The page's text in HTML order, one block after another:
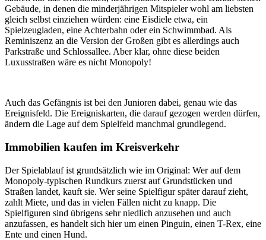
Gebäude, in denen die minderjährigen Mitspieler wohl am liebsten
gleich selbst einziehen würden: eine Eisdiele etwa, ein
Spielzeugladen, eine Achterbahn oder ein Schwimmbad. Als
Reminiszenz an die Version der Großen gibt es allerdings auch
Parkstraße und Schlossallee. Aber klar, ohne diese beiden
Luxusstraßen wäre es nicht Monopoly!
Auch das Gefängnis ist bei den Junioren dabei, genau wie das
Ereignisfeld. Die Ereigniskarten, die darauf gezogen werden dürfen,
ändern die Lage auf dem Spielfeld manchmal grundlegend.
Immobilien kaufen im Kreisverkehr
Der Spielablauf ist grundsätzlich wie im Original: Wer auf dem
Monopoly-typischen Rundkurs zuerst auf Grundstücken und
Straßen landet, kauft sie. Wer seine Spielfigur später darauf zieht,
zahlt Miete, und das in vielen Fällen nicht zu knapp. Die
Spielfiguren sind übrigens sehr niedlich anzusehen und auch
anzufassen, es handelt sich hier um einen Pinguin, einen T-Rex, eine
Ente und einen Hund.